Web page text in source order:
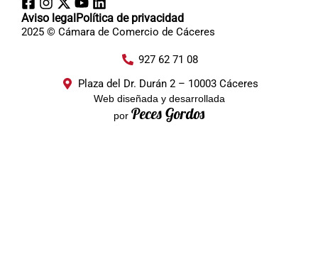
Aviso legalPolítica de privacidad
2025 © Cámara de Comercio de Cáceres
927 62 71 08
Plaza del Dr. Durán 2 – 10003 Cáceres
Web diseñada y desarrollada
por Peces Gordos